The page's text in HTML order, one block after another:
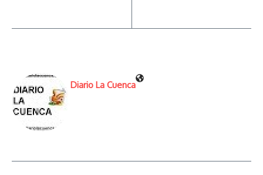
Diario La Cuenca